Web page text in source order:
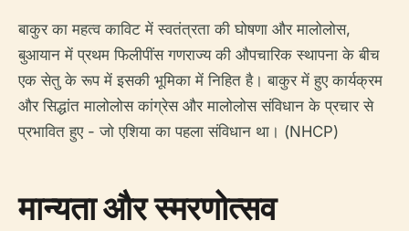
बाकुर का महत्व काविट में स्वतंत्रता की घोषणा और मालोलोस,
बुआयान में प्रथम फिलीपींस गणराज्य की औपचारिक स्थापना के बीच
एक सेतु के रूप में इसकी भूमिका में निहित है। बाकुर में हुए कार्यक्रम
और सिद्धांत मालोलोस कांग्रेस और मालोलोस संविधान के प्रचार से
प्रभावित हुए - जो एशिया का पहला संविधान था। (NHCP)
मान्यता और स्मरणोत्सव